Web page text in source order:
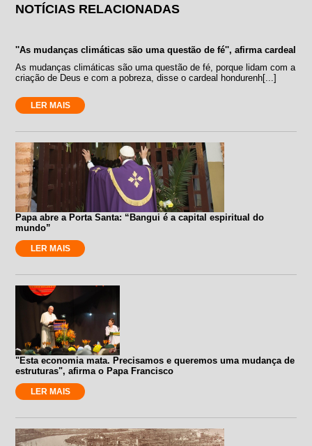
NOTÍCIAS RELACIONADAS
''As mudanças climáticas são uma questão de fé'', afirma cardeal
As mudanças climáticas são uma questão de fé, porque lidam com a
criação de Deus e com a pobreza, disse o cardeal hondurenh[...]
LER MAIS
Papa abre a Porta Santa: “Bangui é a capital espiritual do
mundo”
LER MAIS
"Esta economia mata. Precisamos e queremos uma mudança de
estruturas", afirma o Papa Francisco
LER MAIS